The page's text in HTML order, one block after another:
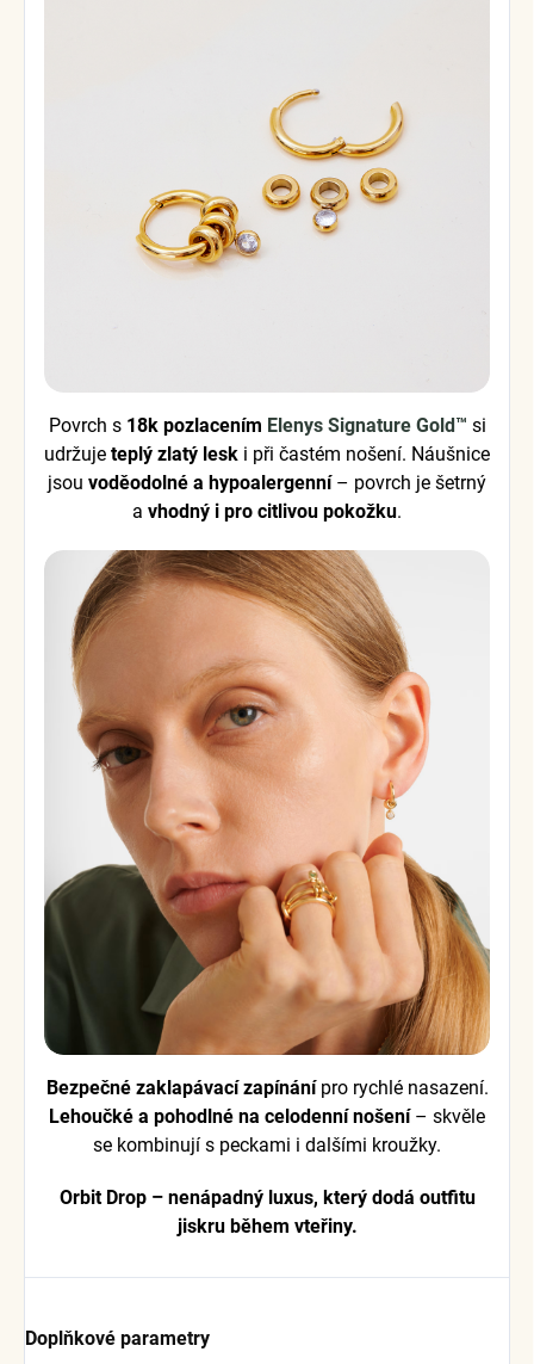
Povrch s 18k pozlacením Elenys Signature Gold™ si
udržuje teplý zlatý lesk i při častém nošení. Náušnice
jsou voděodolné a hypoalergenní– povrch je šetrný
a vhodný i pro citlivou pokožku.
Bezpečné zaklapávací zapínánípro rychlé nasazení.
Lehoučké a pohodlné na celodenní nošení– skvěle
se kombinují s peckami i dalšími kroužky.
Orbit Drop – nenápadný luxus, který dodá outfitu
jiskru během vteřiny.
Doplňkové parametry